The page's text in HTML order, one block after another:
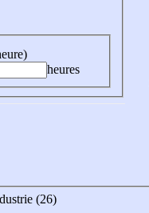
heures
(26)